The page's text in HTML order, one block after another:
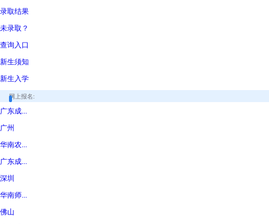
录取结果
未录取？
查询入口
新生须知
新生入学
网上报名:
广东成...
广州
华南农...
广东成...
深圳
华南师...
佛山